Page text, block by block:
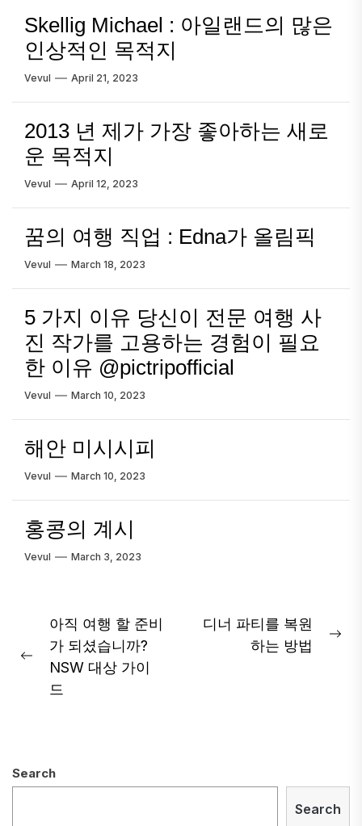
Skellig Michael : 아일랜드의 많은
인상적인 목적지
Vevul April 21, 2023
2013 년 제가 가장 좋아하는 새로
운 목적지
Vevul April 12, 2023
꿈의 여행 직업 : Edna가 올림픽
Vevul March 18, 2023
5 가지 이유 당신이 전문 여행 사
진 작가를 고용하는 경험이 필요
한 이유 @pictripofficial
Vevul March 10, 2023
해안 미시시피
Vevul March 10, 2023
홍콩의 계시
Vevul March 3, 2023
Post
navigation
Previous
post:
아직 여행 할 준비
가 되셨습니까?
NSW 대상 가이
드
디너 파티를 복원
하는 방법
Search
Search